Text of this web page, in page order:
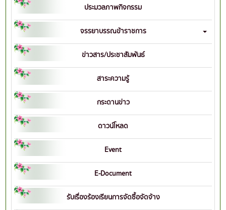
ประมวลภาพกิจกรรม
จรรยาบรรณข้าราชการ
ข่าวสาร/ประชาสัมพันธ์
สาระความรู้
กระดานข่าว
ดาวน์โหลด
Event
E-Document
รับเรื่องร้องเรียนการจัดซื้อจัดจ้าง